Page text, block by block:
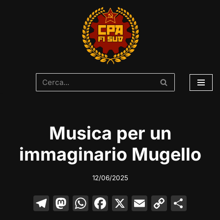
Musica per un
immaginario Mugello
12/06/2025
T M W F X E C